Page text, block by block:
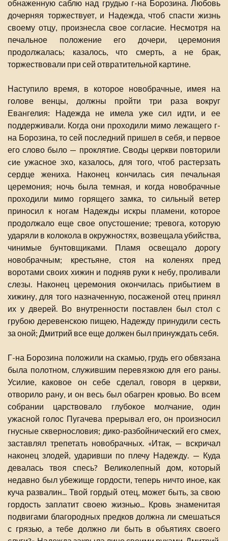
обнаженную саблю над грудью г-на Борозина. Любовь
дочерняя торжествует, и Надежда, чтоб спасти жизнь
своему отцу, произнесла свое согласие. Несмотря на
печальное положение его дочери, церемония
продолжалась; казалось, что смерть, а не брак,
торжествовали при сей отвратительной картине.
Наступило время, в которое новобрачные, имея на
голове венцы, должны пройти три раза вокруг
Евангелия: Надежда не имела уже сил идти, и ее
поддерживали. Когда они проходили мимо лежащего г-
на Борозина, то сей последний пришел в себя, и первое
его слово было — проклятие. Своды церкви повторили
cиe ужасное эхо, казалось, для того, чтоб растерзать
сердце жениха. Наконец кончилась сия печальная
церемония; ночь была темная, и когда новобрачные
проходили мимо горящего замка, то сильный ветер
приносил к ногам Надежды искры пламени, которое
продолжало еще свое опустошение; тревога, которую
ударяли в колокола в окружностях, возвещала убийства,
чинимые бунтовщиками. Пламя освещало дорогу
новобрачным; крестьяне, стоя на коленях пред
воротами своих хижин и подняв руки к небу, проливали
слезы. Наконец церемония окончилась прибытием в
хижину, для того назначенную, посаженой отец принял
их у дверей. Во внутренности поставлен был стол с
грубою деревенскою пищею, Надежду принудили сесть
за оной; Дмитрий все еще должен был принуждать себя.
Г-на Борозина положили на скамью, грудь его обвязана
была полотном, служившим перевязкою для его раны.
Усилие, каковое он себе сделал, говоря в церкви,
отворило рану, и он весь был обагрен кровью. Во всем
собрании царствовало глубокое молчание, один
ужасной голос Пугачева прерывал его, он произносил
гнусные сквернословия; дико-разбойнический его смех,
заставлял трепетать новобрачных. «Итак, — вскричал
наконец злодей, ударивши по плечу Надежду. — Куда
девалась твоя спесь? Великолепный дом, который
недавно был убежище гордости, теперь ничто иное, как
куча развалин... Твой гордый отец, может быть, за свою
гордость заплатит своею жизнью... Кровь знаменитая
подвигами благородных предков должна ли смешаться
с грязью, a тебе должно ли быть в объятиях своего